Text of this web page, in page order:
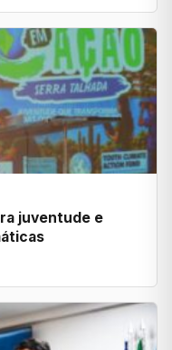
juventude e